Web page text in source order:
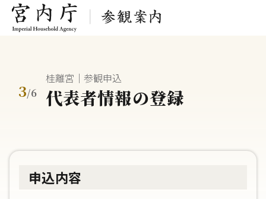
3/6
桂離宮｜参観申込
代表者情報の登録
申込内容